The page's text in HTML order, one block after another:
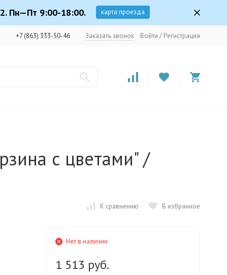
Пн—Пт 9:00-18:00. карта проезда
+7 (863) 333-50-46 Заказать звонок Войти / Регистрация
с цветами" /
К сравнению В избранное
Нет в наличии
1 513 руб.